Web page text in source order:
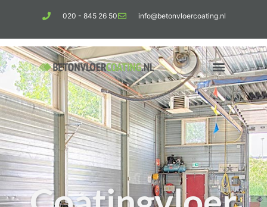
020 - 845 26 50 info@betonvloercoating.nl